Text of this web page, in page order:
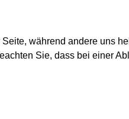
während andere uns
Sie, dass bei einer